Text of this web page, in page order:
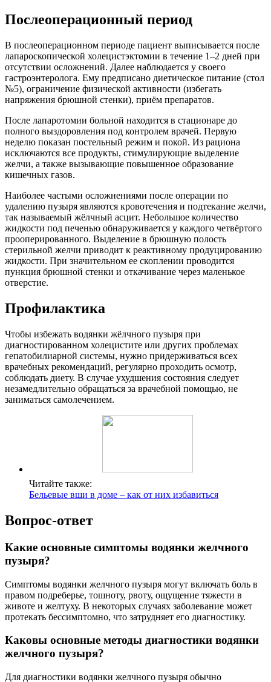
Послеоперационный период
В послеоперационном периоде пациент выписывается после
лапароскопической холецистэктомии в течение 1–2 дней при
отсутствии осложнений. Далее наблюдается у своего
гастроэнтеролога. Ему предписано диетическое питание (стол
№5), ограничение физической активности (избегать
напряжения брюшной стенки), приём препаратов.
После лапаротомии больной находится в стационаре до
полного выздоровления под контролем врачей. Первую
неделю показан постельный режим и покой. Из рациона
исключаются все продукты, стимулирующие выделение
желчи, а также вызывающие повышенное образование
кишечных газов.
Наиболее частыми осложнениями после операции по
удалению пузыря являются кровотечения и подтекание желчи,
так называемый жёлчный асцит. Небольшое количество
жидкости под печенью обнаруживается у каждого четвёртого
прооперированного. Выделение в брюшную полость
стерильной желчи приводит к реактивному продуцированию
жидкости. При значительном ее скоплении проводится
пункция брюшной стенки и откачивание через маленькое
отверстие.
Профилактика
Чтобы избежать водянки жёлчного пузыря при
диагностированном холецистите или других проблемах
гепатобилиарной системы, нужно придерживаться всех
врачебных рекомендаций, регулярно проходить осмотр,
соблюдать диету. В случае ухудшения состояния следует
незамедлительно обращаться за врачебной помощью, не
заниматься самолечением.
Читайте также:
Бельевые вши в доме – как от них избавиться
Вопрос-ответ
Какие основные симптомы водянки желчного
пузыря?
Симптомы водянки желчного пузыря могут включать боль в
правом подреберье, тошноту, рвоту, ощущение тяжести в
животе и желтуху. В некоторых случаях заболевание может
протекать бессимптомно, что затрудняет его диагностику.
Каковы основные методы диагностики водянки
желчного пузыря?
Для диагностики водянки желчного пузыря обычно